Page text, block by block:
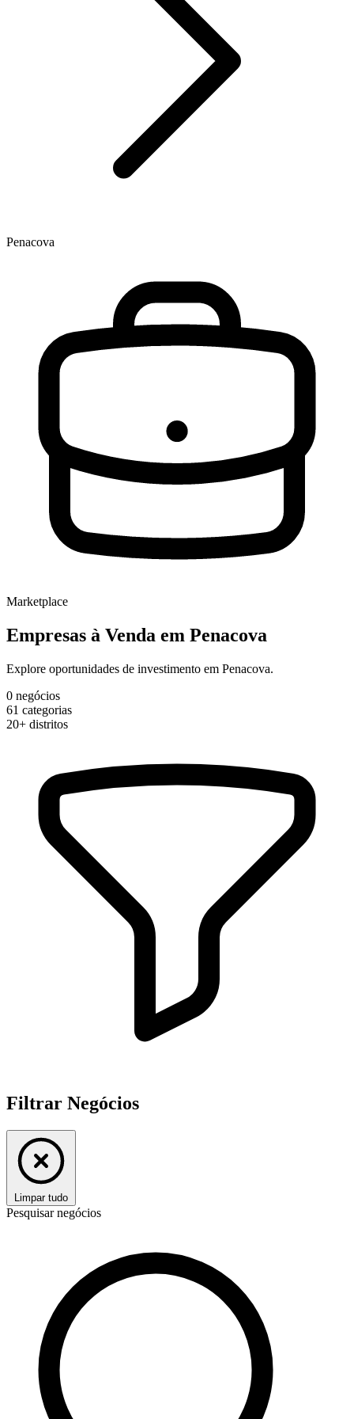
Penacova
Marketplace
Empresas à Venda em Penacova
Explore oportunidades de investimento em Penacova.
0 negócios
61 categorias
20+ distritos
Filtrar Negócios
Limpar tudo
Pesquisar negócios